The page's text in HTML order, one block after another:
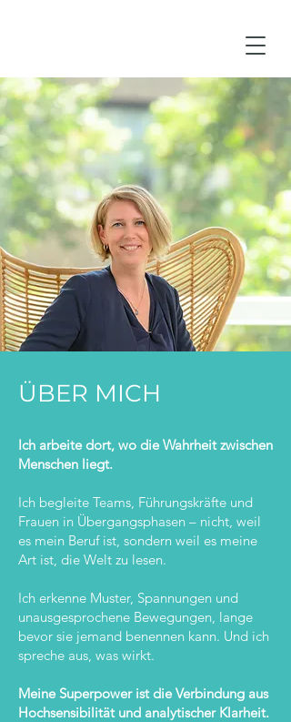
ÜBER MICH
Ich arbeite dort, wo die Wahrheit zwischen
Menschen liegt.
Ich begleite Teams, Führungskräfte und
Frauen in Übergangsphasen – nicht, weil
es mein Beruf ist, sondern weil es meine
Art ist, die Welt zu lesen.
Ich erkenne Muster, Spannungen und
unausgesprochene Bewegungen, lange
bevor sie jemand benennen kann. Und ich
spreche aus, was wirkt.
Meine Superpower ist die Verbindung aus
Hochsensibilität und analytischer Klarheit.